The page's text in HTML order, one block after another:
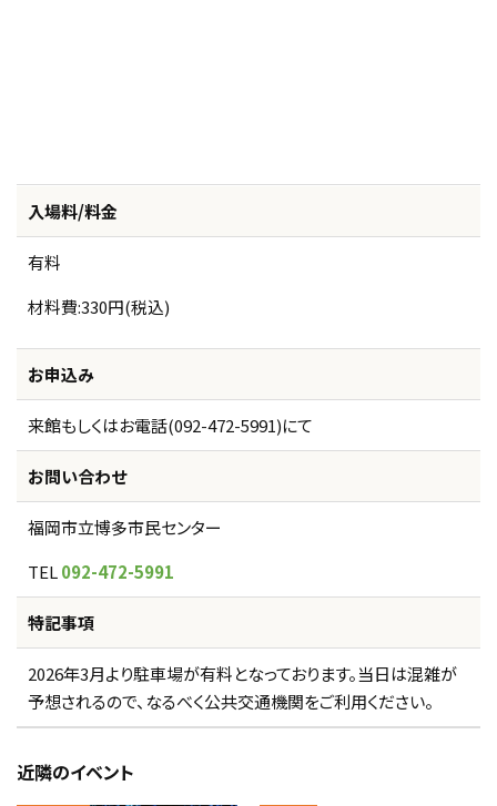
入場料/料金
有料
材料費:330円(税込)
お申込み
来館もしくはお電話(092-472-5991)にて
お問い合わせ
福岡市立博多市民センター
TEL092-472-5991
特記事項
2026年3月より駐車場が有料となっております。当日は混雑が
予想されるので、なるべく公共交通機関をご利用ください。
近隣のイベント